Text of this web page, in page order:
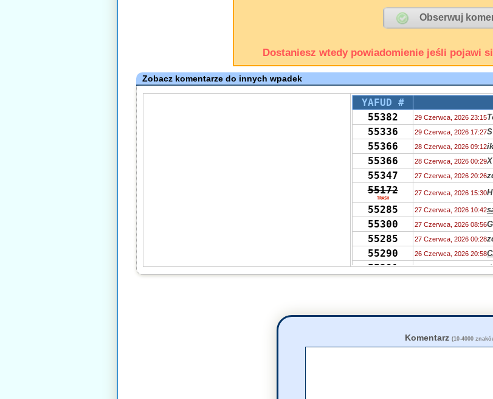
Dostaniesz wtedy powiadomienie jeśli pojawi
Zobacz komentarze do innych wpadek
YAFUD #
55382
29 Czerwca, 2026 23:15
55336 29 Czerwca, 2026 17:27
55366 28 Czerwca, 2026 09:12
55366 28 Czerwca, 2026 00:29X
55347 27 Czerwca, 2026 20:26
55172
TRASH
27 Czerwca, 2026 15:30
55285 27 Czerwca, 2026 10:42
55300 27 Czerwca, 2026 08:56
55285 27 Czerwca, 2026 00:28
55290 26 Czerwca, 2026 20:58
55291 26 Czerwca, 2026 14:55
24 Czerwca, 2026 23:11
Komentarz (10-4000